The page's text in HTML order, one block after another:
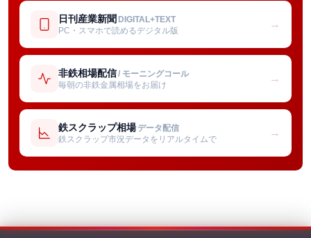
日刊産業新聞 DIGITAL+TEXT
PC・スマホで読めるデジタル版
→
非鉄相場配信/ モーニングコール
毎朝の非鉄金属相場をお届け
→
鉄スクラップ相場 データ配信
鉄スクラップ市況データをリアルタイムで
→